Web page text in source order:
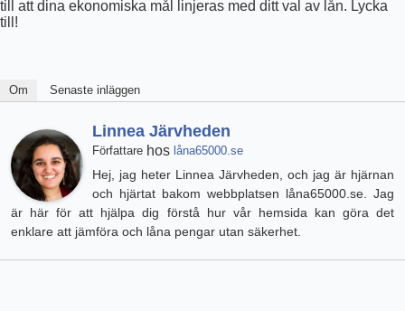
till att dina ekonomiska mål linjeras med ditt val av lån. Lycka
till!
Om Senaste inläggen
Linnea Järvheden
Författare hos låna65000.se
Hej, jag heter Linnea Järvheden, och jag är hjärnan
och hjärtat bakom webbplatsen låna65000.se. Jag
är här för att hjälpa dig förstå hur vår hemsida kan göra det
enklare att jämföra och låna pengar utan säkerhet.